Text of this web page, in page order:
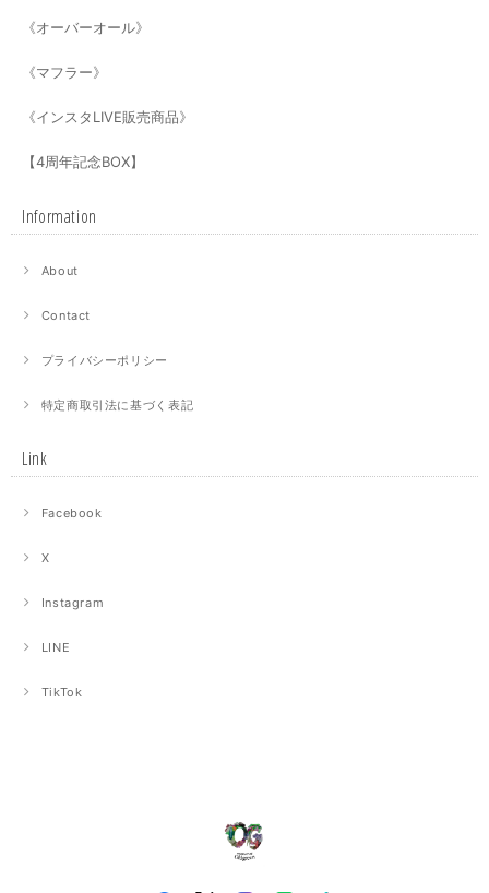
《オーバーオール》
《マフラー》
《インスタLIVE販売商品》
【4周年記念BOX】
Information
About
Contact
プライバシーポリシー
特定商取引法に基づく表記
Link
Facebook
X
Instagram
LINE
TikTok